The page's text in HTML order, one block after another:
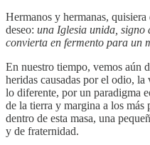
Hermanos y hermanas,
deseo: una Iglesia unida, signo
convierta en fermento para un
En nuestro tiempo, vemos aún
heridas causadas por el odio,
lo diferente, por un paradigma
de la tierra y margina a los más
dentro de esta masa, una
y de fraternidad.